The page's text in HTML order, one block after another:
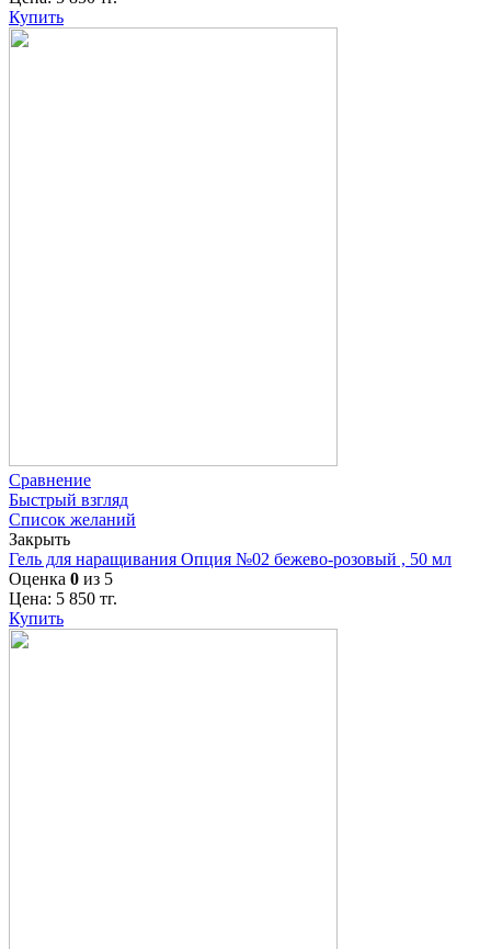
Купить
Сравнение
Быстрый взгляд
Список желаний
Закрыть
Гель для наращивания Опция №02 бежево-розовый , 50 мл
Оценка 0 из 5
Цена: 5 850 тг.
Купить